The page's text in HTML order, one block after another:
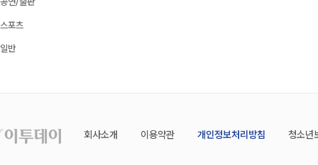
스포츠
일반
회사소개 이용약관 개인정보처리방침 청소년